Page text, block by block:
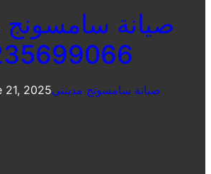
صيانة سامسونج
21, 2025صيانة سامسونج مدينتي